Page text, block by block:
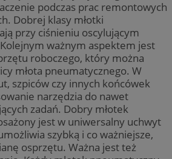
podczas prac remontowych
Dobrej klasy młotki
przy ciśnieniu oscylującym
Kolejnym ważnym aspektem jest
roboczego, który można
młota pneumatycznego. W
szpiców czy innych końcówek
narzędzia do nawet
zadań. Dobry młotek
jest w uniwersalny uchwyt
szybką i co ważniejsze,
osprzętu. Ważna jest też